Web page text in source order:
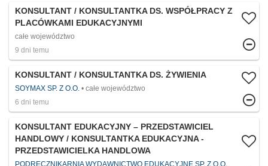
KONSULTANT / KONSULTANTKA DS. WSPÓŁPRACY Z
PLACÓWKAMI EDUKACYJNYMI
całe województwo
9 dni temu
KONSULTANT / KONSULTANTKA DS. ŻYWIENIA
SOYMAX SP. Z O.O.
całe województwo
6 dni temu
KONSULTANT EDUKACYJNY – PRZEDSTAWICIEL
HANDLOWY / KONSULTANTKA EDUKACYJNA -
PRZEDSTAWICIELKA HANDLOWA